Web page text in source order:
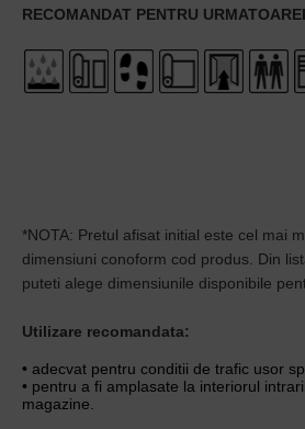
RECOMANDAT PENTRU
*NOTA: Pretul afisat initial este cel mai
dimensiuni conoform cod produs. Din
puteti alege dimensiunile disponibile
Utilizare recomandata:
• adecvat pentru conditii de trafic usor
• pentru a fi amplasate la interiorul
magazine.